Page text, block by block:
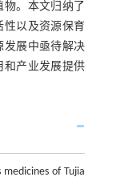
。本文归纳了
以及资源保育
发展中亟待解决
和产业发展提供
of Tujia